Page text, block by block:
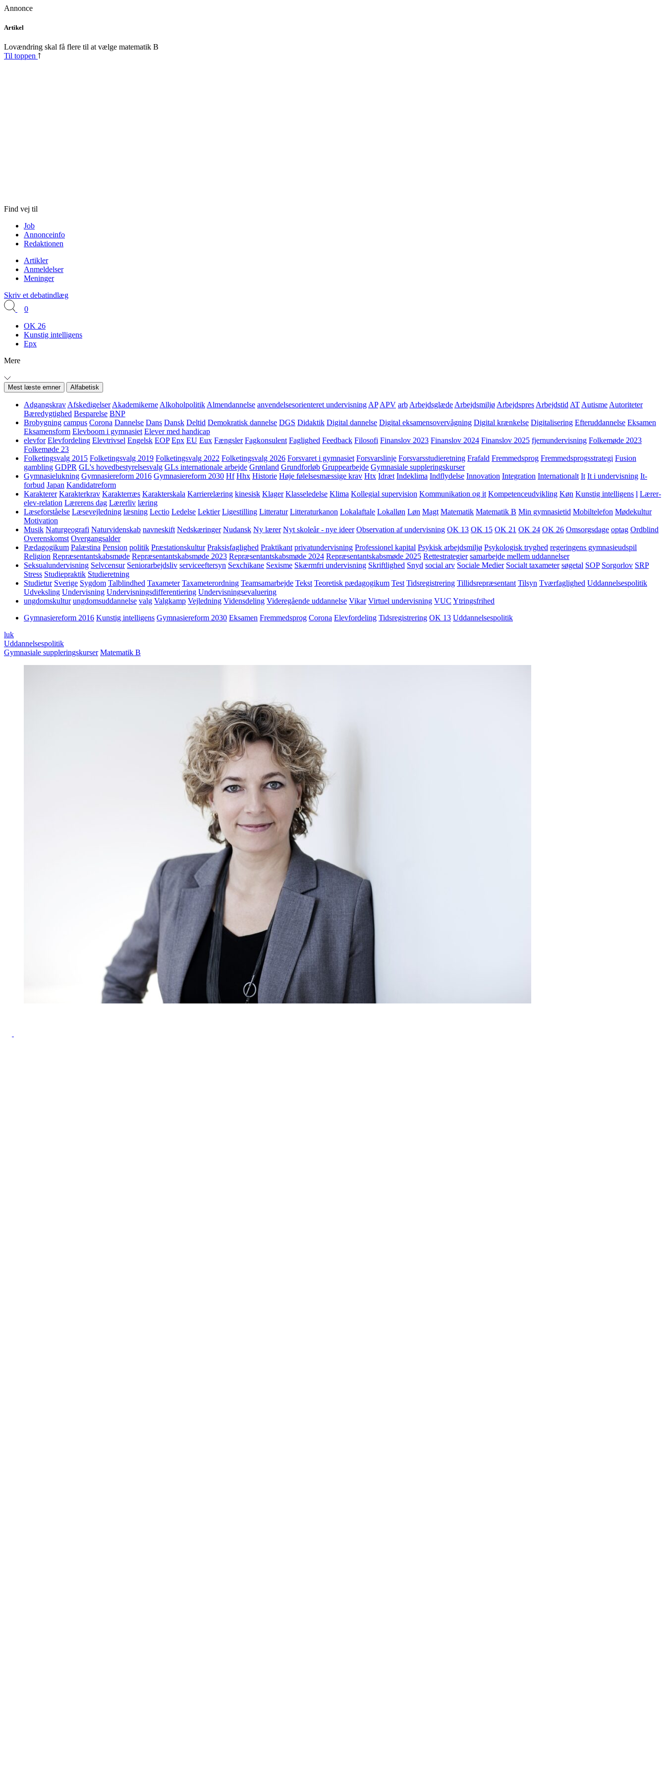
Annonce
Skip
content
Artikel
Lovændring skal få flere til at vælge matematik B
Til toppen
Find vej til
Job
Annonceinfo
Redaktionen
Artikler
Anmeldelser
Meninger
Skriv et debatindlæg
0
OK 26
Kunstig intelligens
Epx
Mere
Mest læste emner Alfabetisk
Adgangskrav Afskedigelser Akademikerne Alkoholpolitik Almendannelse anvendelsesorienteret undervisning AP APV arb Arbejdsglæde Arbejdsmiljø Arbejdspres Arbejdstid AT Autisme Autoriteter
Bæredygtighed Besparelse BNP
Brobygning campus Corona Dannelse Dans Dansk Deltid Demokratisk dannelse DGS Didaktik Digital dannelse Digital eksamensovervågning Digital krænkelse Digitalisering Efteruddannelse Eksamen
Eksamensform Elevboom i gymnasiet Elever med handicap
elevfor Elevfordeling Elevtrivsel Engelsk EOP Epx EU Eux Fængsler Fagkonsulent Faglighed Feedback Filosofi Finanslov 2023 Finanslov 2024 Finanslov 2025 fjernundervisning Folkemøde 2023
Folkemøde 23
Folketingsvalg 2015 Folketingsvalg 2019 Folketingsvalg 2022 Folketingsvalg 2026 Forsvaret i gymnasiet Forsvarslinje Forsvarsstudieretning Frafald Fremmedsprog Fremmedsprogsstrategi Fusion
gambling GDPR GL's hovedbestyrelsesvalg GLs internationale arbejde Grønland Grundforløb Gruppearbejde Gymnasiale suppleringskurser
Gymnasielukning Gymnasiereform 2016 Gymnasiereform 2030 Hf Hhx Historie Høje følelsesmæssige krav Htx Idræt Indeklima Indflydelse Innovation Integration Internationalt It It i undervisning It-
forbud Japan Kandidatreform
Karakterer Karakterkrav Karakterræs Karakterskala Karrierelæring kinesisk Klager Klasseledelse Klima Kollegial supervision Kommunikation og it Kompetenceudvikling Køn Kunstig intelligens l Lærer-
elev-relation Lærerens dag Lærerliv læring
Læseforståelse Læsevejledning læsning Lectio Ledelse Lektier Ligestilling Litteratur Litteraturkanon Lokalaftale Lokalløn Løn Magt Matematik Matematik B Min gymnasietid Mobiltelefon Mødekultur
Motivation
Musik Naturgeografi Naturvidenskab navneskift Nedskæringer Nudansk Ny lærer Nyt skoleår - nye ideer Observation af undervisning OK 13 OK 15 OK 21 OK 24 OK 26 Omsorgsdage optag Ordblind
Overenskomst Overgangsalder
Pædagogikum Palæstina Pension politik Præstationskultur Praksisfaglighed Praktikant privatundervisning Professionel kapital Psykisk arbejdsmiljø Psykologisk tryghed regeringens gymnasieudspil
Religion Repræsentantskabsmøde Repræsentantskabsmøde 2023 Repræsentantskabsmøde 2024 Repræsentantskabsmøde 2025 Rettestrategier samarbejde mellem uddannelser
Seksualundervisning Selvcensur Seniorarbejdsliv serviceeftersyn Sexchikane Sexisme Skærmfri undervisning Skriftlighed Snyd social arv Sociale Medier Socialt taxameter søgetal SOP Sorgorlov SRP
Stress Studiepraktik Studieretning
Studietur Sverige Sygdom Talblindhed Taxameter Taxameterordning Teamsamarbejde Tekst Teoretisk pædagogikum Test Tidsregistrering Tillidsrepræsentant Tilsyn Tværfaglighed Uddannelsespolitik
Udveksling Undervisning Undervisningsdifferentiering Undervisningsevaluering
ungdomskultur ungdomsuddannelse valg Valgkamp Vejledning Vidensdeling Videregående uddannelse Vikar Virtuel undervisning VUC Ytringsfrihed
Gymnasiereform 2016 Kunstig intelligens Gymnasiereform 2030 Eksamen Fremmedsprog Corona Elevfordeling Tidsregistrering OK 13 Uddannelsespolitik
luk
Uddannelsespolitik
Gymnasiale suppleringskurser Matematik B